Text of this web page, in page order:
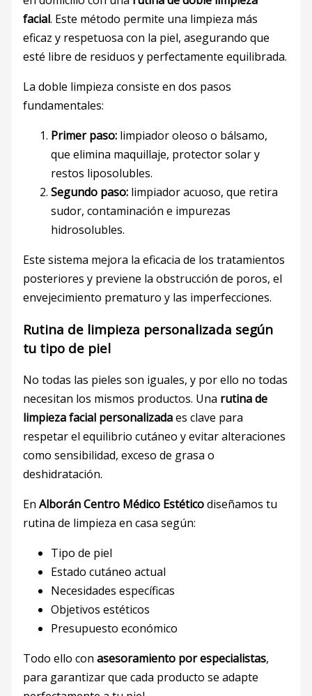
facial. Este método permite una limpieza más
eficaz y respetuosa con la piel, asegurando que
esté libre de residuos y perfectamente equilibrada.
La doble limpieza consiste en dos pasos
fundamentales:
Primer paso:limpiador oleoso o bálsamo,
que elimina maquillaje, protector solar y
restos liposolubles.
Segundo paso:limpiador acuoso, que retira
sudor, contaminación e impurezas
hidrosolubles.
Este sistema mejora la eficacia de los tratamientos
posteriores y previene la obstrucción de poros, el
envejecimiento prematuro y las imperfecciones.
Rutina de limpieza personalizada según
tu tipo de piel
No todas las pieles son iguales, y por ello no todas
necesitan los mismos productos. Una rutina de
limpieza facial personalizadaes clave para
respetar el equilibrio cutáneo y evitar alteraciones
como sensibilidad, exceso de grasa o
deshidratación.
En Alborán Centro Médico Estéticodiseñamos tu
rutina de limpieza en casa según:
Tipo de piel
Estado cutáneo actual
Necesidades específicas
Objetivos estéticos
Presupuesto económico
Todo ello con asesoramiento por especialistas,
para garantizar que cada producto se adapte